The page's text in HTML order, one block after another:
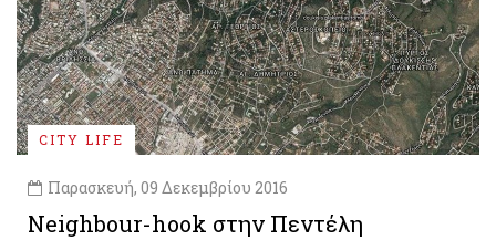
CITY LIFE
Παρασκευή, 09 Δεκεμβρίου 2016
Neighbour-hook στην Πεντέλη